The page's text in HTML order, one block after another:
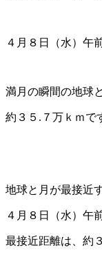
４月８日（水）午
満月の瞬間の地球
約３５.７万ｋｍで
地球と月が最接近
４月８日（水）午
最接近距離は、約